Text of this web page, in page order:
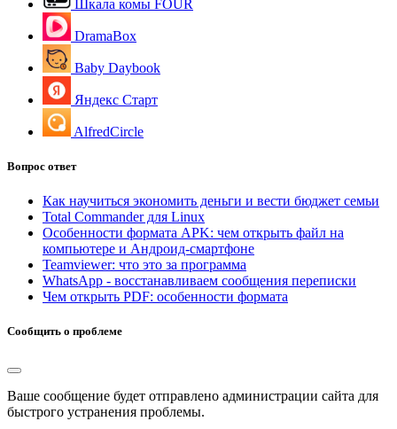
Шкала комы FOUR
DramaBox
Baby Daybook
Яндекс Старт
AlfredCircle
Вопрос ответ
Как научиться экономить деньги и вести бюджет семьи
Total Commander для Linux
Особенности формата APK: чем открыть файл на
компьютере и Андроид-смартфоне
Teamviewer: что это за программа
WhatsApp - восстанавливаем сообщения переписки
Чем открыть PDF: особенности формата
Сообщить о проблеме
Ваше сообщение будет отправлено администрации сайта для
быстрого устранения проблемы.